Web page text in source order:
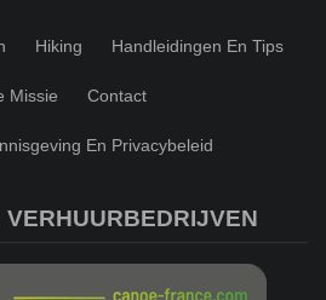
Hiking Handleidingen En Tips
Missie Contact
En Privacybeleid